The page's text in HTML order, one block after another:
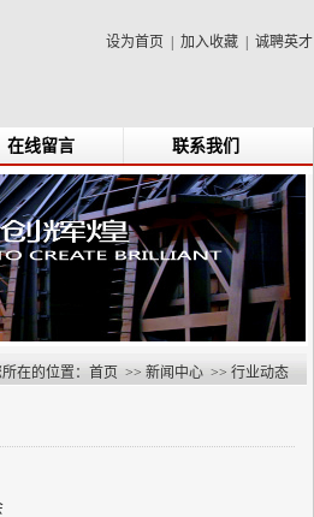
设为首页 加入收藏 诚聘英才
在线留言 联系我们
在的位置： 首页 >> 新闻中心 >> 行业动态